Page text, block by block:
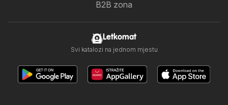
B2B zona
Letkomat
Svi katalozi na jednom mjestu